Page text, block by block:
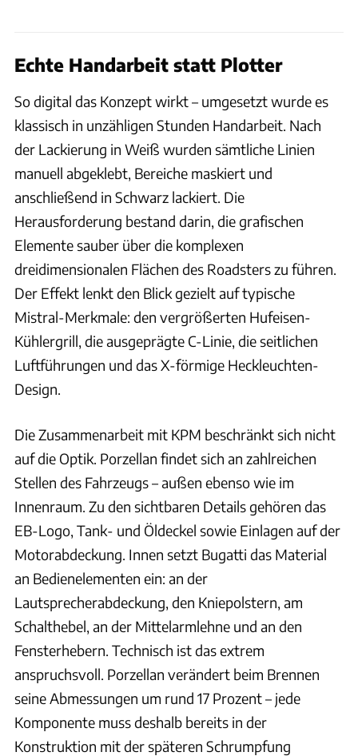
Echte Handarbeit statt Plotter
So digital das Konzept wirkt – umgesetzt wurde es
klassisch in unzähligen Stunden Handarbeit. Nach
der Lackierung in Weiß wurden sämtliche Linien
manuell abgeklebt, Bereiche maskiert und
anschließend in Schwarz lackiert. Die
Herausforderung bestand darin, die grafischen
Elemente sauber über die komplexen
dreidimensionalen Flächen des Roadsters zu führen.
Der Effekt lenkt den Blick gezielt auf typische
Mistral-Merkmale: den vergrößerten Hufeisen-
Kühlergrill, die ausgeprägte C-Linie, die seitlichen
Luftführungen und das X-förmige Heckleuchten-
Design.
Die Zusammenarbeit mit KPM beschränkt sich nicht
auf die Optik. Porzellan findet sich an zahlreichen
Stellen des Fahrzeugs – außen ebenso wie im
Innenraum. Zu den sichtbaren Details gehören das
EB-Logo, Tank- und Öldeckel sowie Einlagen auf der
Motorabdeckung. Innen setzt Bugatti das Material
an Bedienelementen ein: an der
Lautsprecherabdeckung, den Kniepolstern, am
Schalthebel, an der Mittelarmlehne und an den
Fensterhebern. Technisch ist das extrem
anspruchsvoll. Porzellan verändert beim Brennen
seine Abmessungen um rund 17 Prozent – jede
Komponente muss deshalb bereits in der
Konstruktion mit der späteren Schrumpfung